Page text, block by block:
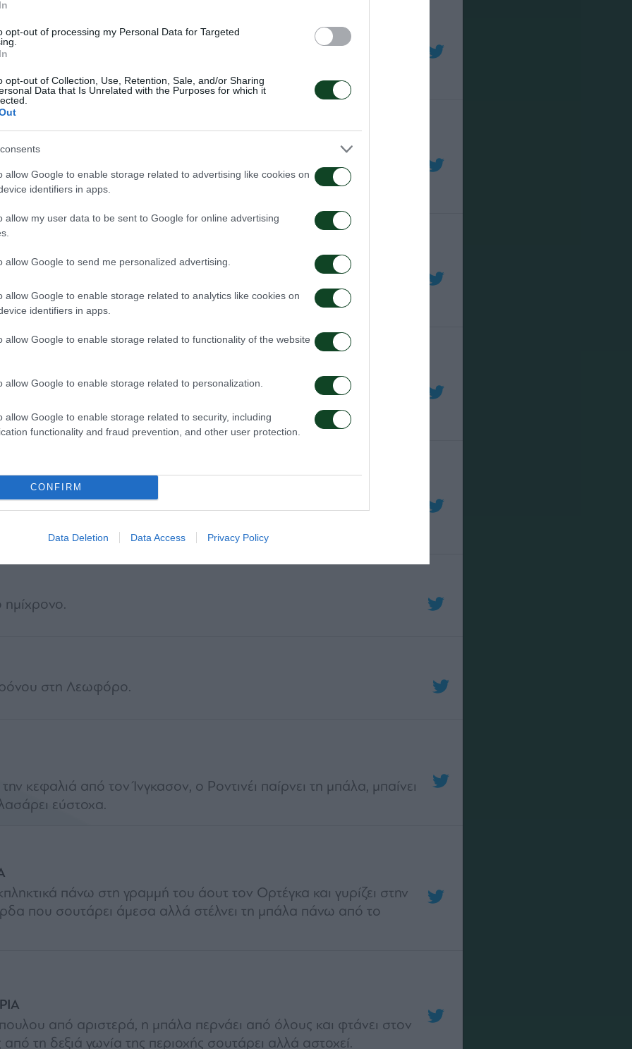
opt-out of processing my Personal Data for Targeted
opt-out of Collection, Use, Retention, Sale, and/or Sharing
Data that Is Unrelated with the Purposes for which it
allow Google to enable storage related to advertising like cookies on
identifiers in apps.
allow my user data to be sent to Google for online advertising
allow Google to send me personalized advertising.
allow Google to enable storage related to analytics like cookies on
identifiers in apps.
allow Google to enable storage related to functionality of the website
allow Google to enable storage related to personalization.
allow Google to enable storage related to security, including
functionality and fraud prevention, and other user protection.
CONFIRM
Data Deletion Data Access Privacy Policy
από αριστερά, η μπάλα περνάει από όλους και φτάνει στον
τη δεξιά γωνία της περιοχής σουτάρει αλλά αστοχεί.
πάνω στη γραμμή του άουτ τον Ορτέγκα και γυρίζει στην
που σουτάρει άμεσα αλλά στέλνει τη μπάλα πάνω από το
την κεφαλιά από τον Ίνγκασον, ο Ροντινέι παίρνει τη μπάλα, μπαίνει
εύστοχα.
στη Λεωφόρο.
μας. Σφιντέρσκι αντί Τετέι.
μας. Πελίστρι αντί Αντίνο.
στον Πελίστρι, ο οποίος μπαίνει στην περιοχή από δεξιά και
γωνία με τον Τζολάκη να αποκρούει σε κόρνερ.
μας. Μπακασέτας αντί Σάντσες.
μας. Σιώπης αντί Τσιριβέγια.